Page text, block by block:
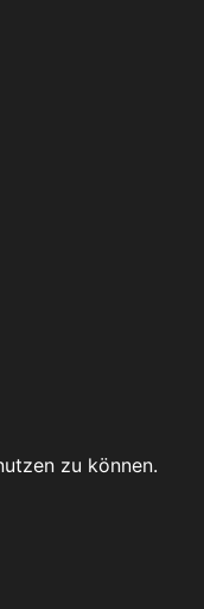
zu können.